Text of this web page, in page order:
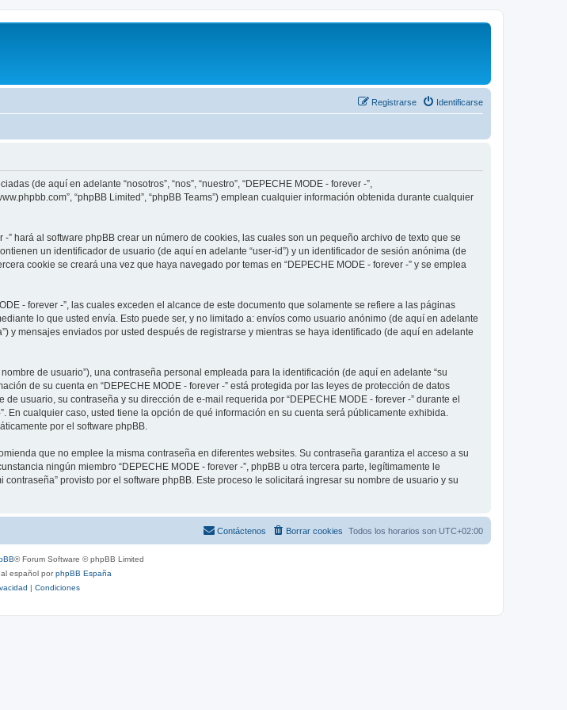
Identificarse
Registrarse
(de aquí en adelante “nosotros”, “nos”, “nuestro”, “DEPECHE MODE - forever -”,
“phpBB Limited”, “phpBB Teams”) emplean cualquier información obtenida durante cualquier
hará al software phpBB crear un número de cookies, las cuales son un pequeño archivo de texto que se
un identificador de usuario (de aquí en adelante “user-id”) y un identificador de sesión anónima (de
cookie se creará una vez que haya navegado por temas en “DEPECHE MODE - forever -” y se emplea
- forever -”, las cuales exceden el alcance de este documento que solamente se refiere a las páginas
lo que usted envía. Esto puede ser, y no limitado a: envíos como usuario anónimo (de aquí en adelante
y mensajes enviados por usted después de registrarse y mientras se haya identificado (de aquí en adelante
de usuario”), una contraseña personal empleada para la identificación (de aquí en adelante “su
de su cuenta en “DEPECHE MODE - forever -” está protegida por las leyes de protección de datos
usuario, su contraseña y su dirección de e-mail requerida por “DEPECHE MODE - forever -” durante el
cualquier caso, usted tiene la opción de qué información en su cuenta será públicamente exhibida.
por el software phpBB.
que no emplee la misma contraseña en diferentes websites. Su contraseña garantiza el acceso a su
ningún miembro “DEPECHE MODE - forever -”, phpBB u otra tercera parte, legítimamente le
provisto por el software phpBB. Este proceso le solicitará ingresar su nombre de usuario y su
Todos los horarios son UTC+02:00
Borrar cookies
Contáctenos
® Forum Software © phpBB Limited
español porphpBB España
| Condiciones